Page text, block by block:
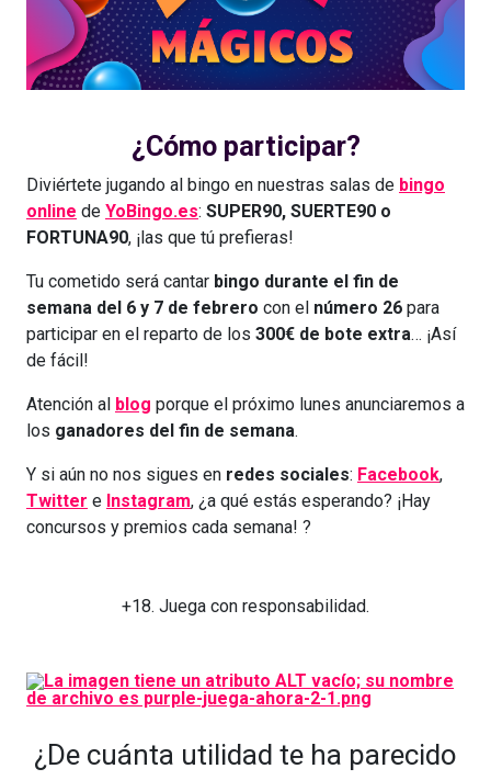
¿Cómo participar?
Diviértete jugando al bingo en nuestras salas de bingo
online de YoBingo.es: SUPER90, SUERTE90 o
FORTUNA90, ¡las que tú prefieras!
Tu cometido será cantar bingo durante el fin de
semana del 6 y 7 de febrero con el número 26 para
participar en el reparto de los 300€ de bote extra… ¡Así
de fácil!
Atención al blog porque el próximo lunes anunciaremos a
los ganadores del fin de semana.
Y si aún no nos sigues en redes sociales: Facebook,
Twitter e Instagram, ¿a qué estás esperando? ¡Hay
concursos y premios cada semana! ?
+18. Juega con responsabilidad.
¿De cuánta utilidad te ha parecido